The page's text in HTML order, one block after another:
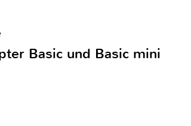
Basic und Basic mini